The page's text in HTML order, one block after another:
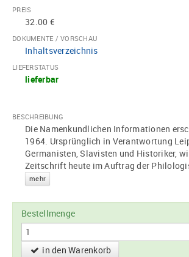
PREIS
32.00 €
DOKUMENTE / VORSCHAU
Inhaltsverzeichnis
LIEFERSTATUS
lieferbar
BESCHREIBUNG
Die Namenkundlichen Informationen
1964. Ursprünglich in Verantwortung
Germanisten, Slavisten und Historiker,
Zeitschrift heute im Auftrag der
mehr
Bestellmenge
in den Warenkorb